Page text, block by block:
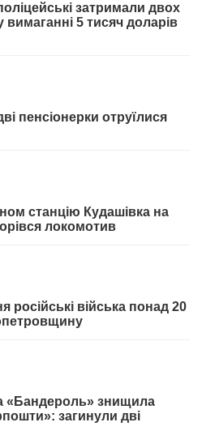
затримали двох
вимаганні 5 тисяч доларів
пенсіонерки отруїлися
станцію Кудашівка на
локомотив
російські війська понад 20
«Бандероль» знищила
загинули дві